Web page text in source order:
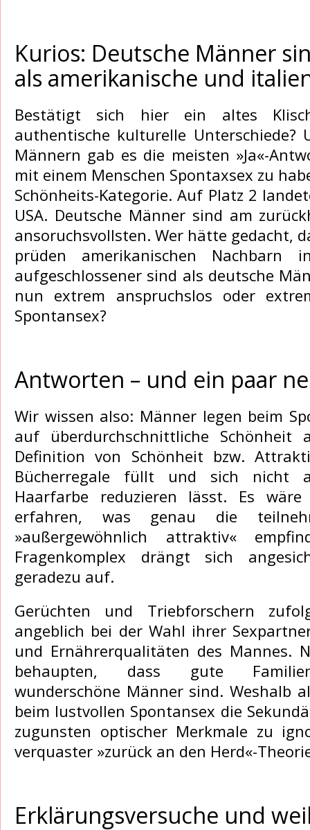
Kurios: Deutsche Männer
als amerikanische und
Bestätigt sich hier ein altes
authentische kulturelle Unterschiede?
Männern gab es die meisten »Ja«-
mit einem Menschen Spontaxsex zu
Schönheits-Kategorie. Auf Platz 2
USA. Deutsche Männer sind am
ansoruchsvollsten. Wer hätte gedacht,
prüden amerikanischen Nachbarn
aufgeschlossener sind als deutsche
nun extrem anspruchslos oder
Spontansex?
Antworten – und ein paar
Wir wissen also: Männer legen beim
auf überdurchschnittliche Schönheit
Definition von Schönheit bzw.
Bücherregale füllt und sich nicht
Haarfarbe reduzieren lässt. Es
erfahren, was genau die
»außergewöhnlich attraktiv«
Fragenkomplex drängt sich
geradezu auf.
Gerüchten und Triebforschern
angeblich bei der Wahl ihrer
und Ernährerqualitäten des Mannes.
behaupten, dass gute
wunderschöne Männer sind. Weshalb
beim lustvollen Spontansex die
zugunsten optischer Merkmale zu
verquaster »zurück an den Herd«-
Erklärungsversuche und